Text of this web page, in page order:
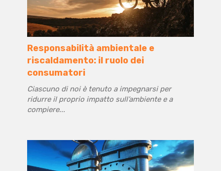
Responsabilità ambientale e
riscaldamento: il ruolo dei
consumatori
Ciascuno di noi è tenuto a impegnarsi per
ridurre il proprio impatto sull’ambiente e a
compiere...